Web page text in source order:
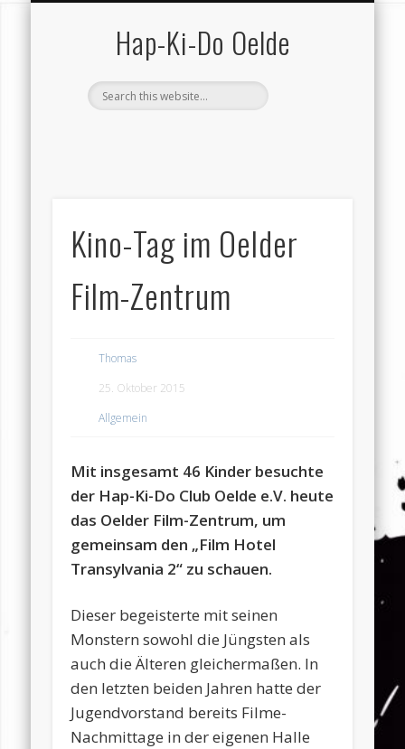
Hap-Ki-Do Oelde
Kino-Tag im Oelder
Film-Zentrum
Thomas
25. Oktober 2015
Allgemein
Mit insgesamt 46 Kinder besuchte
der Hap-Ki-Do Club Oelde e.V. heute
das Oelder Film-Zentrum, um
gemeinsam den „Film Hotel
Transylvania 2“ zu schauen.
Dieser begeisterte mit seinen
Monstern sowohl die Jüngsten als
auch die Älteren gleichermaßen. In
den letzten beiden Jahren hatte der
Jugendvorstand bereits Filme-
Nachmittage in der eigenen Halle